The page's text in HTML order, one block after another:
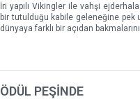
İri yapılı Vikingler ile vahşi
bir tutulduğu kabile geleneğine pek
dünyaya farklı bir açıdan
ÖDÜL PEŞİNDE